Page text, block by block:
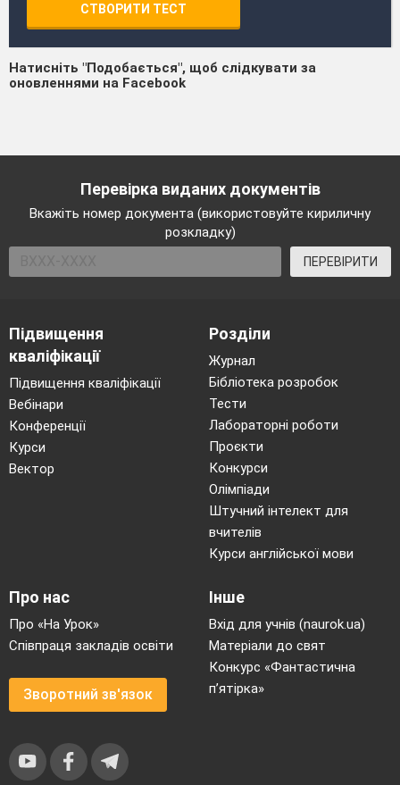
СТВОРИТИ ТЕСТ
Натисніть "Подобається", щоб слідкувати за
оновленнями на Facebook
Перевірка виданих документів
Вкажіть номер документа (використовуйте кириличну
розкладку)
ПЕРЕВІРИТИ
Підвищення
кваліфікації
Підвищення кваліфікації
Вебінари
Конференції
Курси
Вектор
Розділи
Журнал
Бібліотека розробок
Тести
Лабораторні роботи
Проєкти
Конкурси
Олімпіади
Штучний інтелект для
вчителів
Курси англійської мови
Про нас
Про «На Урок»
Співпраця закладів освіти
Зворотний зв'язок
Інше
Вхід для учнів (naurok.ua)
Матеріали до свят
Конкурс «Фантастична
п’ятірка»